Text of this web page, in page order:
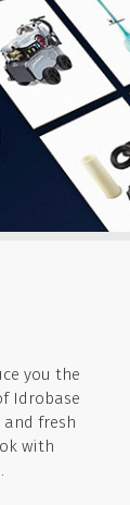
you the
Idrobase
and fresh
with